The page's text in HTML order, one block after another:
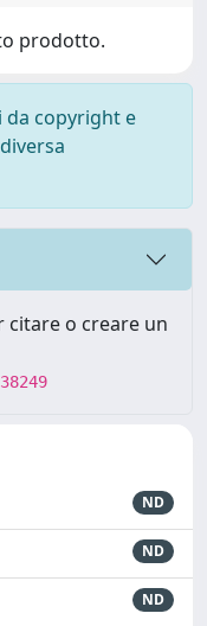
prodotto.
da copyright e
citare o creare un
ND
ND
ND